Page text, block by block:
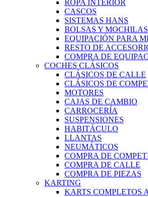
ROPA INTERIOR
CASCOS
SISTEMAS HANS
BOLSAS Y MOCHILAS
EQUIPACIÓN PARA
RESTO DE
COMPRA DE
COCHES CLÁSICOS
CLÁSICOS DE CALLE
CLÁSICOS DE
MOTORES
CAJAS DE CAMBIO
CARROCERÍA
SUSPENSIONES
HABITÁCULO
LLANTAS
NEUMÁTICOS
COMPRA DE
COMPRA DE CALLE
COMPRA DE PIEZAS
KARTING
KARTS COMPLETOS